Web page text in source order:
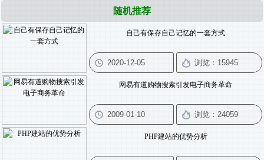
随机推荐
自己有保存自己记忆的一套方式
网易有道购物搜索引发电子商务革命
PHP建站的优势分析